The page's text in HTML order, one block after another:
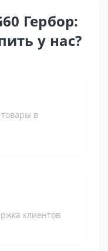
Гербор:
у нас?
товары в
клиентов